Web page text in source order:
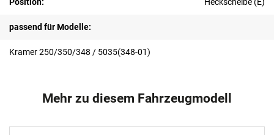
Position: Heckscheibe (E)
passend für Modelle:
Kramer 250/350/348 / 5035(348-01)
Mehr zu diesem Fahrzeugmodell